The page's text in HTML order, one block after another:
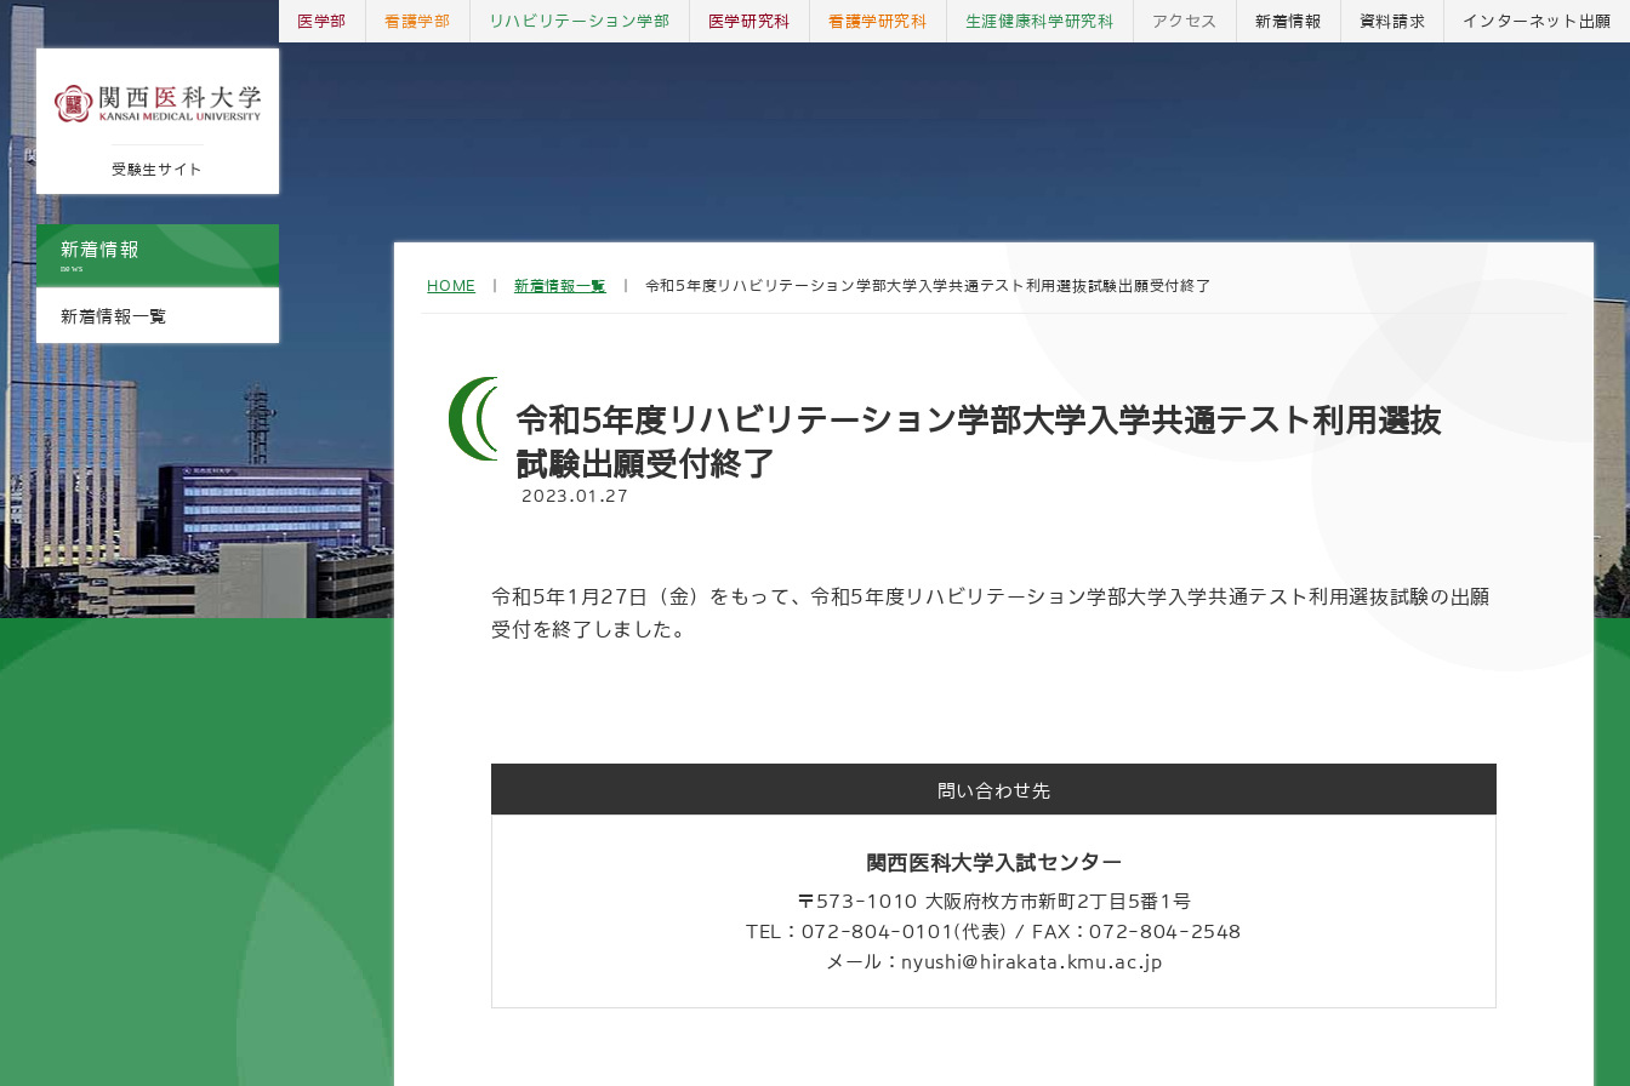
受験生サイト
新着情報
news
新着情報一覧
医学部 看護学部 リハビリテーション学部 医学研究科 看護学研究科 生涯健康科学研究科 アクセス 新着情報 資料請求 インターネット 出願
HOME 新着情報一覧 令和5年度リハビリテーション学部大学入学共通テスト利用選抜試験出願受付終了
令和5年度リハビリテーション学部大学入学共通テスト利用選抜
試験出願受付終了
2023.01.27
令和5年1月27日（金）をもって、令和5年度リハビリテーション学部大学入学共通テスト利用選抜試験の出願
受付を終了しました。
問い合わせ先
関西医科大学入試センター
〒573-1010 大阪府枚方市新町2丁目5番1号
TEL：072-804-0101(代表) / FAX：072-804-2548
メール：nyushi@hirakata.kmu.ac.jp